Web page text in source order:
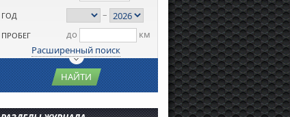
ГОД –
ПРОБЕГ до
км
Расширенный поиск
НАЙТИ